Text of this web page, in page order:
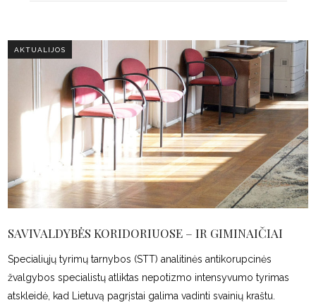
AKTUALIJOS
SAVIVALDYBĖS KORIDORIUOSE – IR GIMINAIČIAI
Specialiųjų tyrimų tarnybos (STT) analitinės antikorupcinės
žvalgybos specialistų atliktas nepotizmo intensyvumo tyrimas
atskleidė, kad Lietuvą pagrįstai galima vadinti svainių kraštu.